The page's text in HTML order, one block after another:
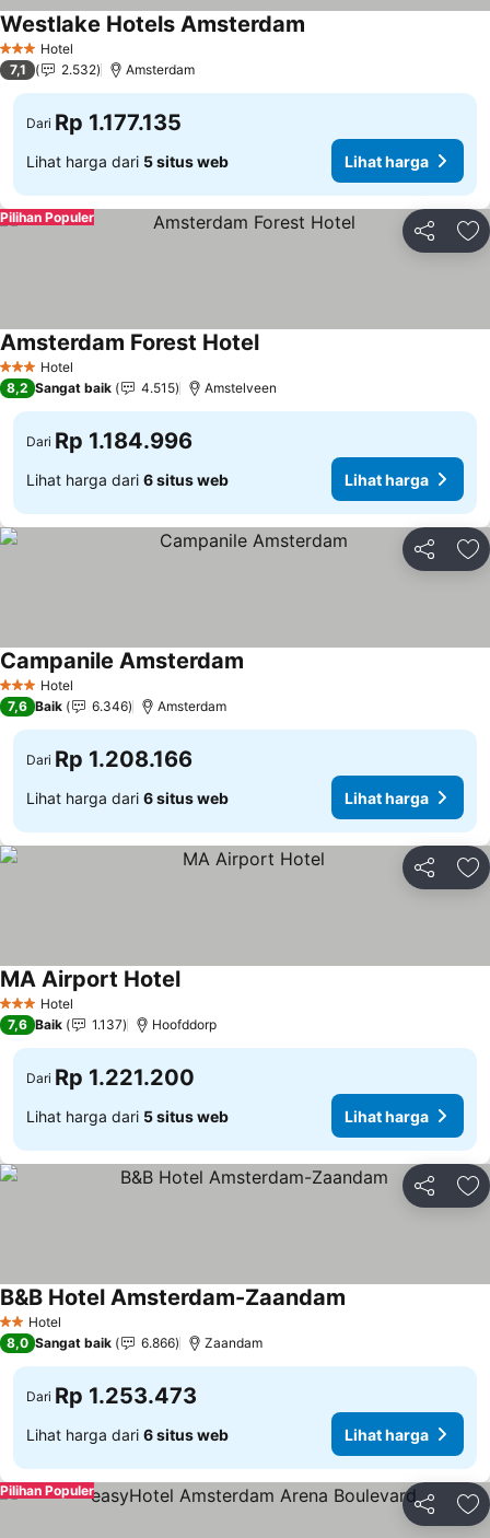
3 BintangHotel
Westlake Hotels Amsterdam
7,1 2.532 Amsterdam
Dari Rp 1.177.135
Lihat harga dari 5 situs web Lihat harga
Bagikan
Pilihan Populer
3 BintangHotel
Amsterdam Forest Hotel
8,2 Sangat baik 4.515 Amstelveen
Dari Rp 1.184.996
Lihat harga dari 6 situs web Lihat harga
Bagikan
3 BintangHotel
Campanile Amsterdam
7,6 Baik 6.346 Amsterdam
Dari Rp 1.208.166
Lihat harga dari 6 situs web Lihat harga
Bagikan
3 BintangHotel
MA Airport Hotel
7,6 Baik 1.137 Hoofddorp
Dari Rp 1.221.200
Lihat harga dari 5 situs web Lihat harga
Bagikan
2 Bintang
Hotel
B&B Hotel Amsterdam-Zaandam
8,0 Sangat baik 6.866 Zaandam
Dari Rp 1.253.473
Lihat harga dari 6 situs web Lihat harga
Bagikan
Pilihan Populer